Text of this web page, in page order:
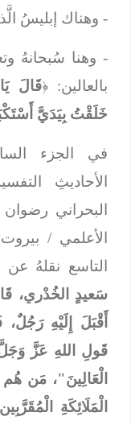
- وهناك إبليسُ
- وهنا سُبحانهُ
بالعالين: ﴿قَالَ
خَلَقْتُ بِيَدَيَّ
في الجزء
الأحاديثِ
البحراني
التاسع نقلهُ
سَعيدٍ الخُدْري،
أَقْبَلَ إِلَيْهِ
قَولِ اللهِ عَزَّ
الْعَالِينَ"، مَن
الْمَلَائِكَةِ